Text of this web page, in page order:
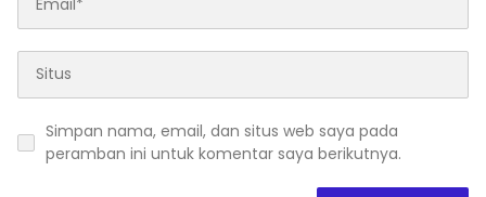
Simpan nama, email, dan situs web saya pada
peramban ini untuk komentar saya berikutnya.